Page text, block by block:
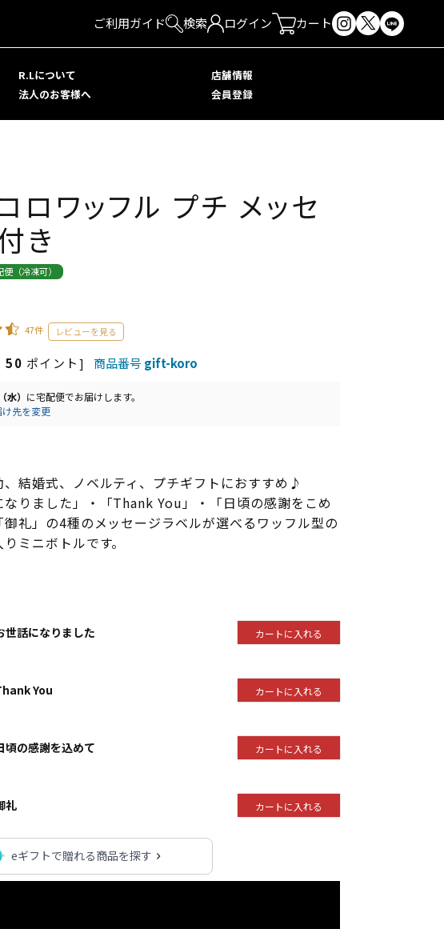
ご利用ガイド 検索 ログイン カート
R.Lについて
店舗情報
法人のお客様へ
会員登録
ロワッフル プチ メッセ
き
便（冷凍可）
47件
50 ポイント] 商品番号 gift-koro
） に宅配便でお届けします。
け先を変更
、結婚式、ノベルティ、プチギフトにおすすめ♪
なりました」・「Thank You」・「日頃の感謝をこめ
御礼」の4種のメッセージラベルが選べるワッフル型の
ミニボトルです。
世話になりました カートに入れる
You カートに入れる
頃の感謝を込めて カートに入れる
礼 カートに入れる
eギフトで贈れる商品を探す